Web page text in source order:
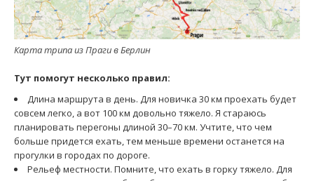
Карта трипа из Праги в Берлин
Тут помогут несколько правил:
Длина маршрута в день. Для новичка 30 км проехать будет
совсем легко, а вот 100 км довольно тяжело. Я стараюсь
планировать перегоны длиной 30–70 км. Учтите, что чем
больше придется ехать, тем меньше времени останется на
прогулки в городах по дороге.
Рельеф местности. Помните, что ехать в горку тяжело. Для